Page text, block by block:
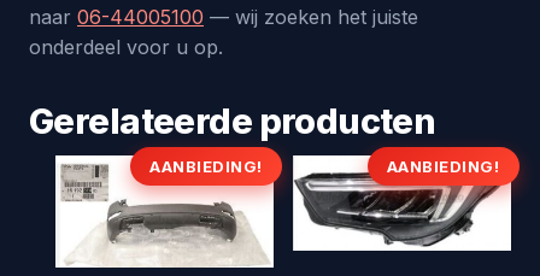
naar 06-44005100 — wij zoeken het juiste
onderdeel voor u op.
Gerelateerde producten
AANBIEDING! AANBIEDING!